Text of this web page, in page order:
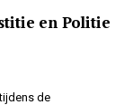
en Politie
de